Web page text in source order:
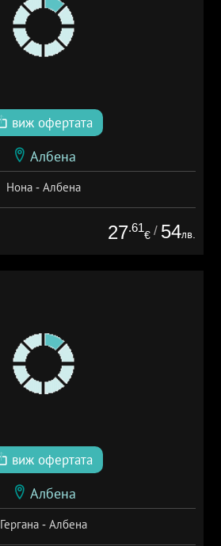
виж офертата
Албена
Нона - Албена
27.61
€ / 54лв.
виж офертата
Албена
Гергана - Албена